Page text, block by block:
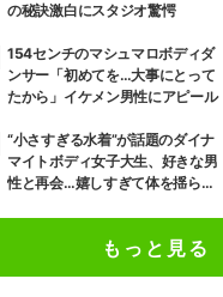
の秘訣激白にスタジオ驚愕
154センチのマシュマロボディダ
ンサー「初めてを…大事にとって
たから」イケメン男性にアピール
“小さすぎる水着”が話題のダイナ
マイトボディ女子大生、好きな男
性と再会…嬉しすぎて体を揺らし
もっと見る